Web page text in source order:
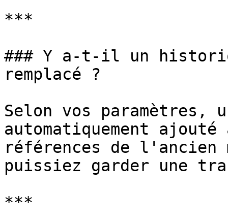
***
### Y a-t-il un
remplacé ?
Selon vos paramètres,
automatiquement ajouté
références de
puissiez garder une
***